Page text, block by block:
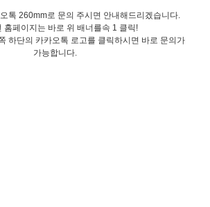
톡 260mm로 문의 주시면 안내해드리겠습니다.
홈페이지는 바로 위 배너를속 1 클릭!
하단의 카카오톡 로고를 클릭하시면 바로 문의가
가능합니다.